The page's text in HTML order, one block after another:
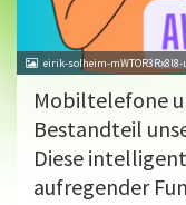
eirik-solheim-
Mobiltelefone
Bestandteil
Diese
aufregender